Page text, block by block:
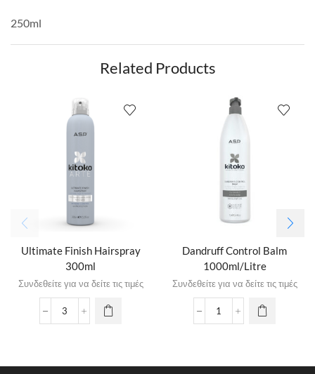
250ml
Related Products
Ultimate Finish Hairspray
300ml
Συνδεθείτε για να δείτε τις τιμές
Dandruff Control Balm
1000ml/Litre
Συνδεθείτε για να δείτε τις τιμές